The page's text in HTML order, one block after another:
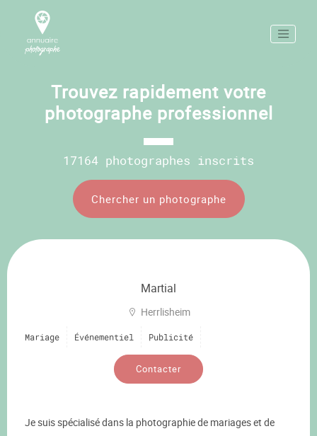
Trouvez rapidement votre
photographe professionnel
17164 photographes inscrits
Chercher un photographe
Martial
Herrlisheim
Mariage Événementiel Publicité
Contacter
Je suis spécialisé dans la photographie de mariages et de